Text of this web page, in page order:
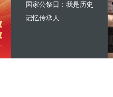
国家公祭日：我是历史
记忆传承人